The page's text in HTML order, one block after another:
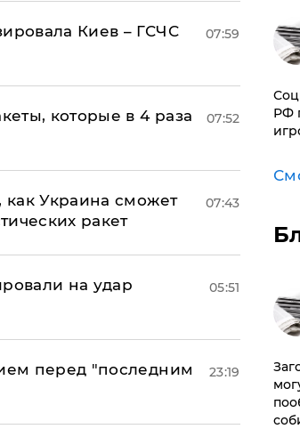
Киев – ГСЧС
07:59
которые в 4 раза
07:52
Украина сможет
ракет
07:43
на удар
05:51
перед "последним
23:19
РФ